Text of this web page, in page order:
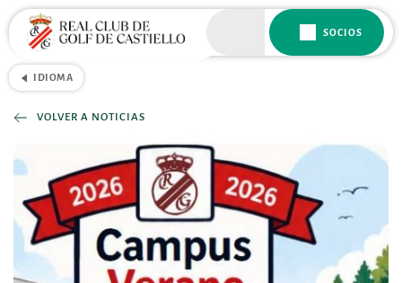
SOCIOS
IDIOMA
VOLVER A NOTICIAS